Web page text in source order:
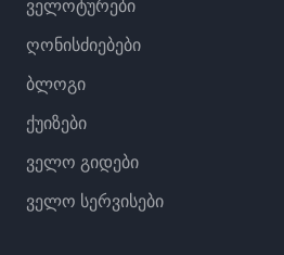
ველოტურები
ღონისძიებები
ბლოგი
ქუიზები
ველო გიდები
ველო სერვისები